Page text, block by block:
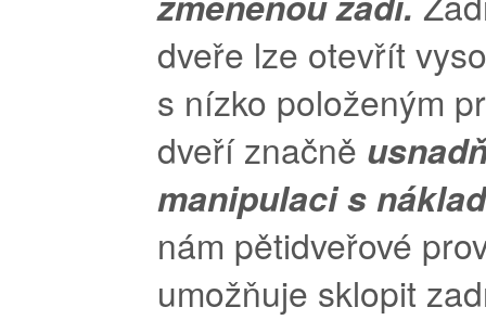
dveře lze otevřít
s nízko položeným
dveří značně
manipulaci s
nám pětidveřové
umožňuje sklopit